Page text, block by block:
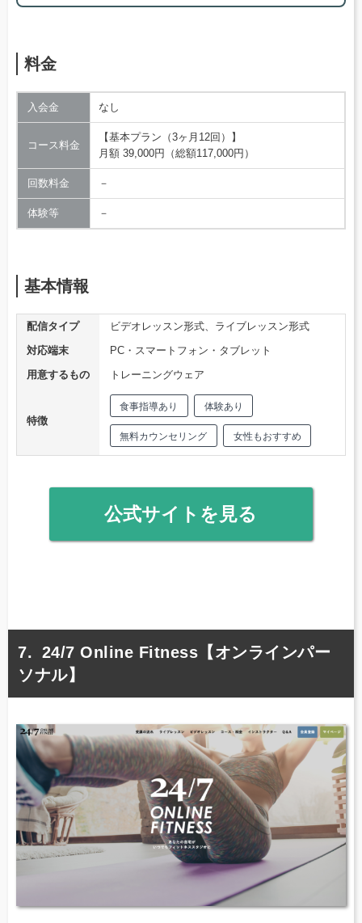
料金
入会金 なし
コース料金
【基本プラン（3ヶ月12回）】
月額 39,000円（総額117,000円）
回数料金 －
体験等 －
基本情報
配信タイプ
ビデオレッスン形式、ライブレッスン形式
対応端末
PC・スマートフォン・タブレット
用意するもの
トレーニングウェア
特徴
食事指導あり 体験あり
無料カウンセリング 女性もおすすめ
公式サイトを見る
24/7 Online Fitness【オンラインパー
ソナル】